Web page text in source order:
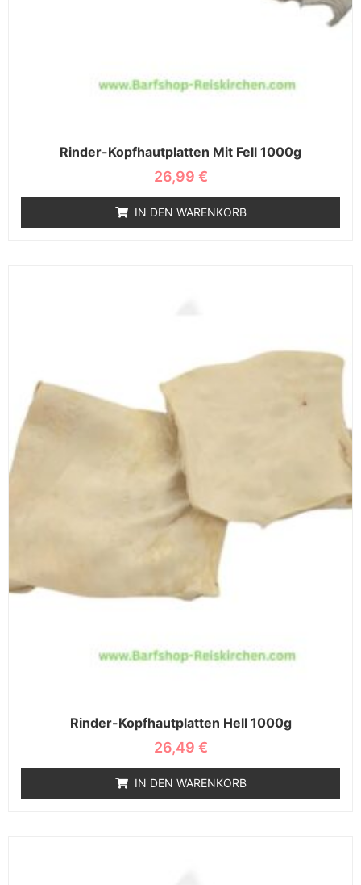
Rinder-Kopfhautplatten Mit Fell 1000g
26,99 €
IN DEN WARENKORB
Rinder-Kopfhautplatten Hell 1000g
26,49 €
IN DEN WARENKORB